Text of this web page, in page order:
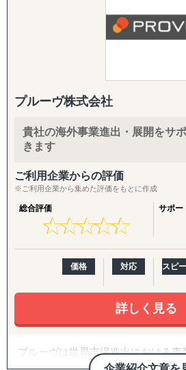
【よくご相談いただく内容】
「どの国・地域に参入すべきかわか
「進出に踏み切れる客観的データが
「海外進出がはじめてだから落とし
る」
「公開情報が少ないニッチな市場を
い」
「現地の消費者ニーズや嗜好が理解
「競合他社の動向や市場内でのポジ
らない」
「法規制、税制、輸入関税などの
が難しい」
「効果的なマーケティング戦略や販
せない」
「現地でのビジネスパートナー探し
ヤーの選定が困難」
など
岡本社・東京オフィスに加え、米国
人、オレゴンとLAに物流・在庫拠
年間約50社、累計100社以上の日本
援。食品・日用品・キッチン用品・
用品・機械部品・化粧品など、対応
ます。「英語ができない」「輸出経
最初の一歩から、本格的な売上拡大
【こんなお悩みをお持ちの企業さま
・海外展開に興味はあるが、「どの
て」売るかの方向性が定まっていない
・現地に売り込む営業リソース・ノ
・自社に合うパートナー・代理店を
・Amazon USや越境ECに出したい
・FDA登録の進め方や、現地物流の
【サービス概要】
プルーヴ株式会社
貴社の海外事業進出・展開をサ
きます
ご利用企業からの評価
※ご利用企業から集めた評価をもとに作成
総合評価
★★★★★
★★★★★
サポー
価格 対応 スピ
詳しく見る
プルーヴは世界市場進出における事
サポートを行っている企業です。